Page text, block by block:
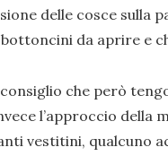
delle cosce sulla
da aprire e
che però
l’approccio della
vestitini, qualcuno